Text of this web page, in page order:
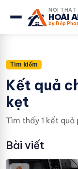
NỘI THẤT
HOÀI
by Bếp
Tìm kiếm
Kết quả
kẹt
Tìm thấy 1 kết quả
Bài viết